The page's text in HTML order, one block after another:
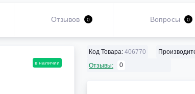
Отзывов 0 Вопросы 0
в наличии
Код Товара: 406770
Отзывы:
0